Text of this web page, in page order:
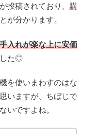
投稿されており、 購
が分かります。
入れが楽な上に安価
した◎
を使いまわすのはな
いますが、ちぼじで
いですよね。